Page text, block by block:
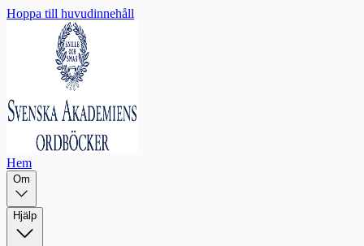
Hoppa till huvudinnehåll
Hem
Om
Hjälp